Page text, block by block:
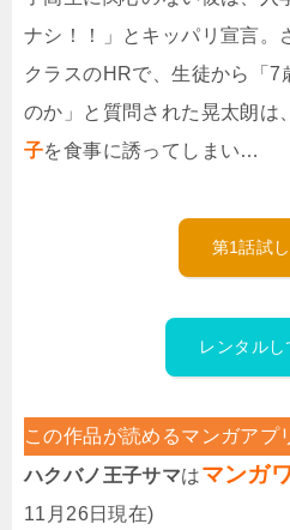
ナシ！！」とキッパリ宣言。
クラスのHRで、生徒から「7
のか」と質問された晃太朗は
子を食事に誘ってしまい…
第1話試
レンタルし
この作品が読めるマンガアプ
ハクバノ王子サマはマンガ
11月26日現在)